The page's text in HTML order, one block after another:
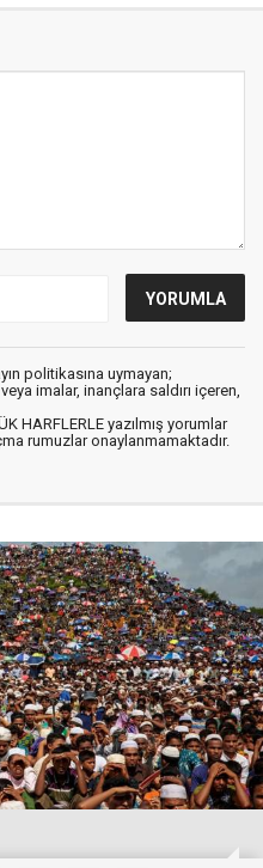
politikasına uymayan;
imalar, inançlara saldırı içeren,
HARFLERLE yazılmış yorumlar
rumuzlar onaylanmamaktadır.